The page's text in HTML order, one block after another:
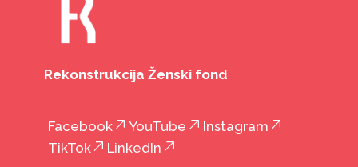
Rekonstrukcija Ženski fond
Facebook YouTube
Instagram
TikTok
LinkedIn